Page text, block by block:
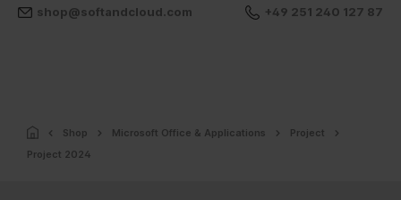
shop@softandcloud.com +49 251 240 127 87
Shop Microsoft Office & Applications
Project
Project 2024